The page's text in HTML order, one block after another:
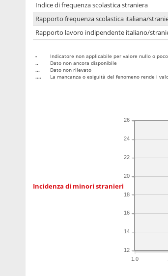
Indice di frequenza scolastica straniera
Rapporto frequenza scolastica italiana/
Rapporto lavoro indipendente italiano/
-
Indicatore non applicabile per valore nullo o
..
Dato non ancora disponibile
...
Dato non rilevato
....
La mancanza o esiguità del fenomeno rende i
Incidenza di minori stranieri
1.0
12
14
16
18
20
22
24
26